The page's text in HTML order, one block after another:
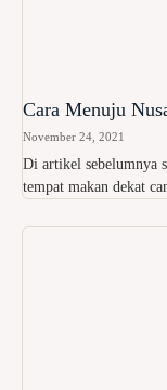
Cara Menuju
November 24, 2021
Di artikel sebelumnya
tempat makan dekat